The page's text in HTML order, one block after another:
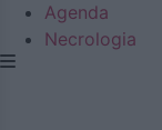
Agenda
Necrologia